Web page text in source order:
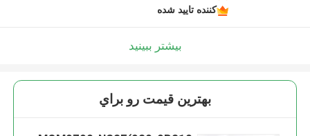
کننده تایید شده
بیشتر ببینید
بهترين قيمت رو براي